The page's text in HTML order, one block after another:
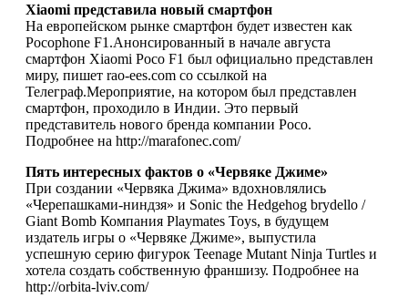
Xiaomi представила новый смартфон
На европейском рынке смартфон будет известен как
Pocophone F1.Анонсированный в начале августа
смартфон Xiaomi Poco F1 был официально представлен
миру, пишет rao-ees.com со ссылкой на
Телеграф.Мероприятие, на котором был представлен
смартфон, проходило в Индии. Это первый
представитель нового бренда компании Poco.
Подробнее на http://marafonec.com/
Пять интересных фактов о «Червяке Джиме»
При создании «Червяка Джима» вдохновлялись
«Черепашками-ниндзя» и Sonic the Hedgehog brydello /
Giant Bomb Компания Playmates Toys, в будущем
издатель игры о «Червяке Джиме», выпустила
успешную серию фигурок Teenage Mutant Ninja Turtles и
хотела создать собственную франшизу. Подробнее на
http://orbita-lviv.com/